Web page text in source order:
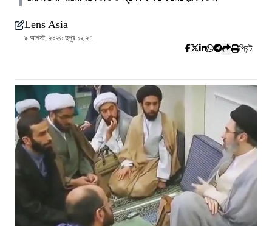
Lens Asia
৯ আগস্ট, ২০২৬ দুপুর ১২:২৭
প্রিন্ট